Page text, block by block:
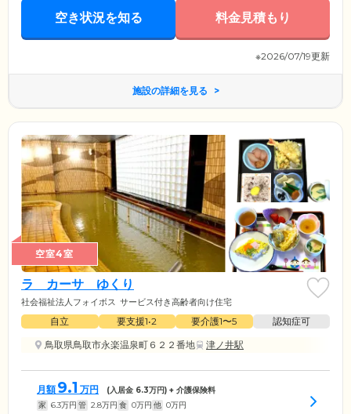
空き状況を知る 料金見積もり
※2026/07/19更新
施設の詳細を見る
空室4室
ラ カーサ ゆくり
社会福祉法人フォイボス サービス付き高齢者向け住宅
自立 要支援1•2 要介護1〜5
認知症可
鳥取県鳥取市永楽温泉町６２２番地
津ノ井駅
月額 9.1 万円 (入居金 6.3万円) + 介護保険料
家 6.3万円 管 2.8万円 食 0万円 他 0万円